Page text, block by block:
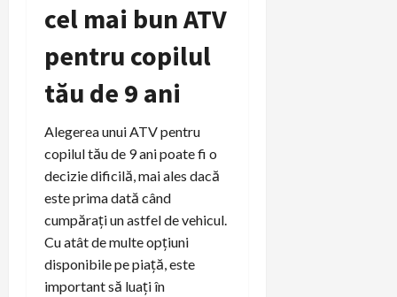
cel mai bun ATV
pentru copilul
tău de 9 ani
Alegerea unui ATV pentru
copilul tău de 9 ani poate fi o
decizie dificilă, mai ales dacă
este prima dată când
cumpărați un astfel de vehicul.
Cu atât de multe opțiuni
disponibile pe piață, este
important să luați în